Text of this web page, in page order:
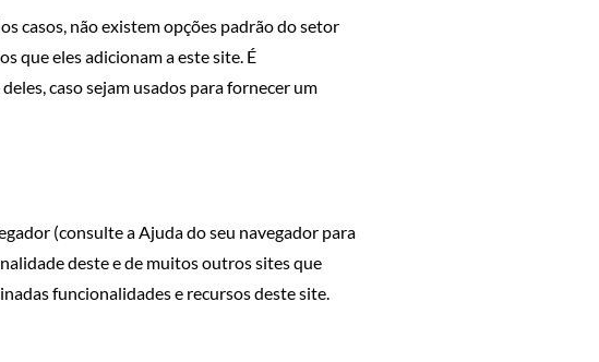
casos, não existem opções padrão do setor
que eles adicionam a este site. É
caso sejam usados ​​para fornecer um
(consulte a Ajuda do seu navegador para
deste e de muitos outros sites que
funcionalidades e recursos deste site.